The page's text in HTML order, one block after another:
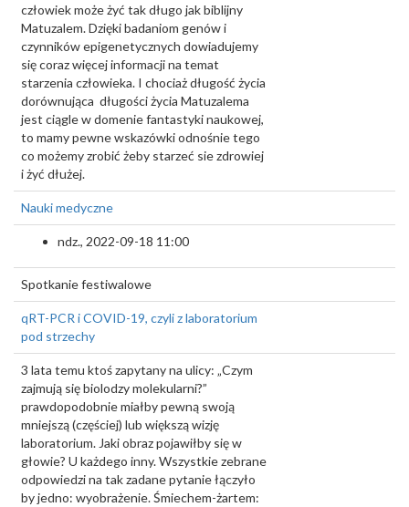
człowiek może żyć tak długo jak biblijny
Matuzalem. Dzięki badaniom genów i
czynników epigenetycznych dowiadujemy
się coraz więcej informacji na temat
starzenia człowieka. I chociaż długość życia
dorównująca długości życia Matuzalema
jest ciągle w domenie fantastyki naukowej,
to mamy pewne wskazówki odnośnie tego
co możemy zrobić żeby starzeć sie zdrowiej
i żyć dłużej.
Nauki medyczne
ndz., 2022-09-18 11:00
Spotkanie festiwalowe
qRT-PCR i COVID-19, czyli z laboratorium
pod strzechy
3 lata temu ktoś zapytany na ulicy: „Czym
zajmują się biolodzy molekularni?”
prawdopodobnie miałby pewną swoją
mniejszą (częściej) lub większą wizję
laboratorium. Jaki obraz pojawiłby się w
głowie? U każdego inny. Wszystkie zebrane
odpowiedzi na tak zadane pytanie łączyło
by jedno: wyobrażenie. Śmiechem-żartem: